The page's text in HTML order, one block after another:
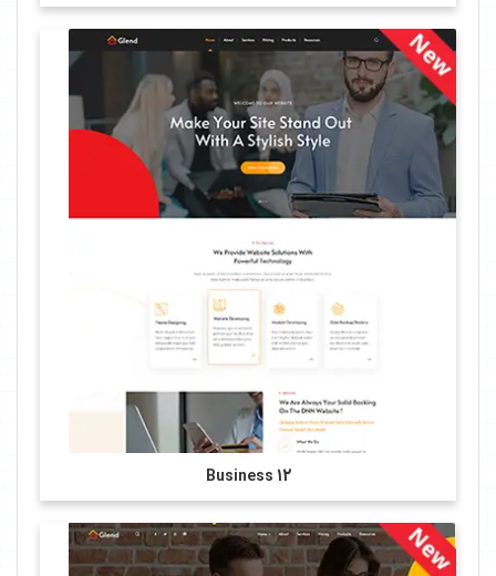
Business 12